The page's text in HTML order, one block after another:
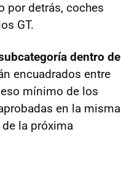
por detrás, coches
GT.
dentro de
encuadrados entre
mínimo de los
en la misma
la próxima